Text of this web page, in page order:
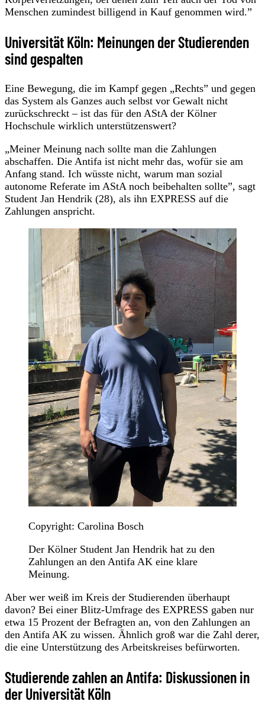
Menschen zumindest billigend in Kauf genommen wird.”
Universität Köln: Meinungen der Studierenden
sind gespalten
Eine Bewegung, die im Kampf gegen „Rechts” und gegen
das System als Ganzes auch selbst vor Gewalt nicht
zurückschreckt – ist das für den AStA der Kölner
Hochschule wirklich unterstützenswert?
„Meiner Meinung nach sollte man die Zahlungen
abschaffen. Die Antifa ist nicht mehr das, wofür sie am
Anfang stand. Ich wüsste nicht, warum man sozial
autonome Referate im AStA noch beibehalten sollte”, sagt
Student Jan Hendrik (28), als ihn EXPRESS auf die
Zahlungen anspricht.
Copyright: Carolina Bosch
Der Kölner Student Jan Hendrik hat zu den
Zahlungen an den Antifa AK eine klare
Meinung.
Aber wer weiß im Kreis der Studierenden überhaupt
davon? Bei einer Blitz-Umfrage des EXPRESS gaben nur
etwa 15 Prozent der Befragten an, von den Zahlungen an
den Antifa AK zu wissen. Ähnlich groß war die Zahl derer,
die eine Unterstützung des Arbeitskreises befürworten.
Studierende zahlen an Antifa: Diskussionen in
der Universität Köln